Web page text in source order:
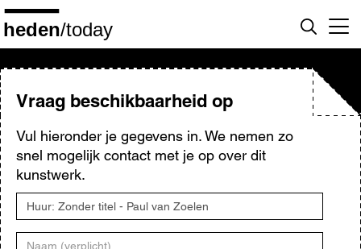
Overslaan
en
naar
inhoud
gaanVraag beschikbaarheid op
Vul hieronder je gegevens in. We nemen zo
snel mogelijk contact met je op over dit
kunstwerk.
Titel
kunstwerk
Naam